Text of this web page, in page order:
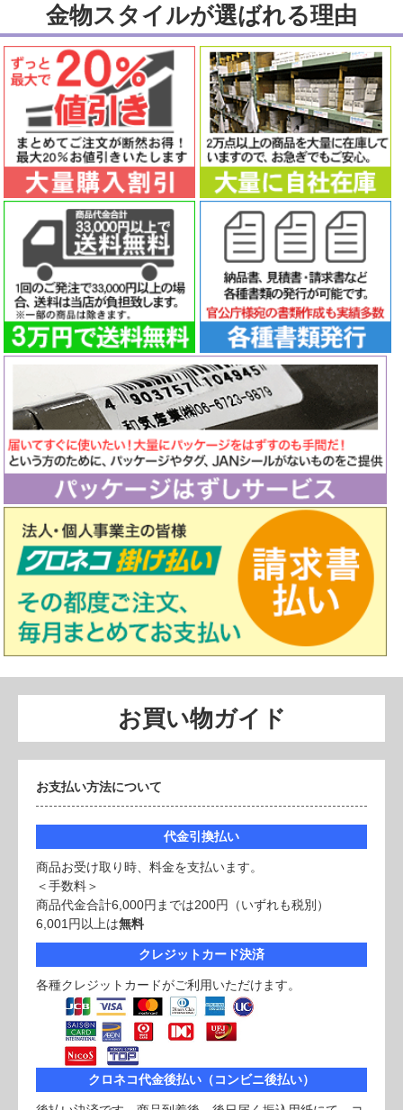
金物スタイルが選ばれる理由
お買い物ガイド
お支払い方法について
代金引換払い
商品お受け取り時、料金を支払います。
＜手数料＞
商品代金合計6,000円までは200円（いずれも税別）
6,001円以上は無料
クレジットカード決済
各種クレジットカードがご利用いただけます。
クロネコ代金後払い（コンビニ後払い）